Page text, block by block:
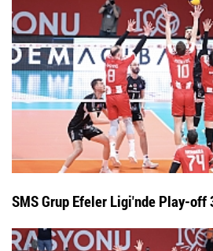
SMS Grup Efeler Ligi'nde Play-off